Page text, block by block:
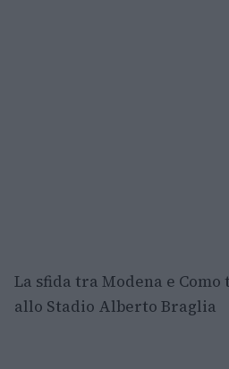
La sfida tra Modena e
allo Stadio Alberto Braglia